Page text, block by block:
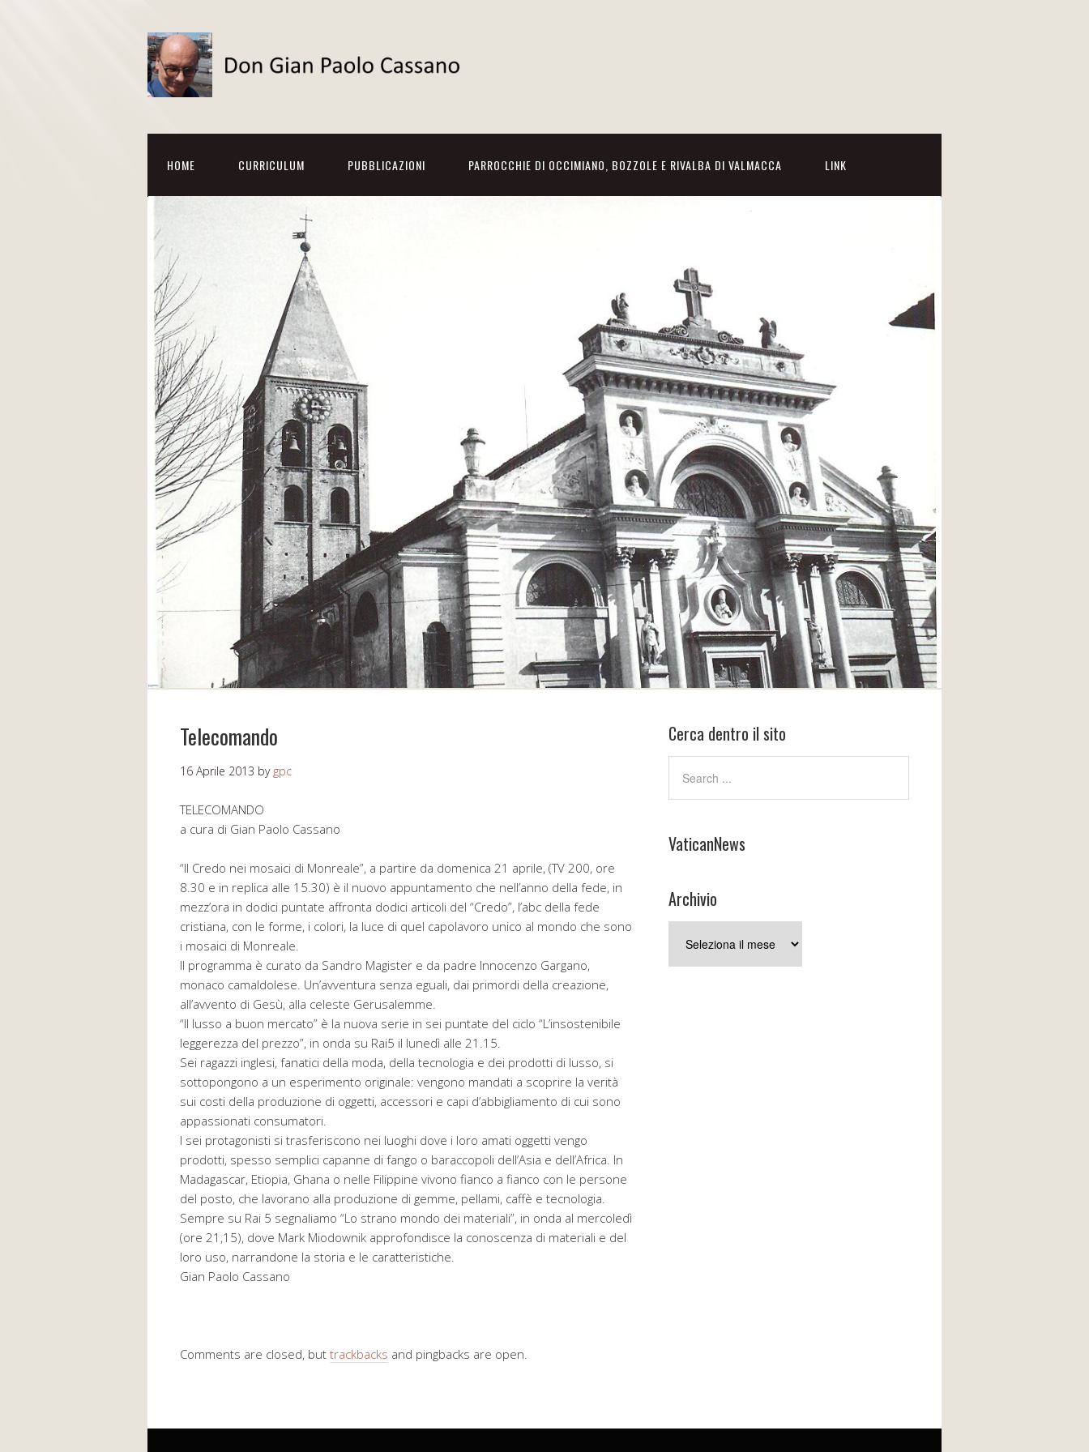
HOME CURRICULUM PUBBLICAZIONI PARROCCHIE DI OCCIMIANO, BOZZOLE E RIVALBA DI VALMACCA LINK
Telecomando
16 Aprile 2013 by gpc
TELECOMANDO
a cura di Gian Paolo Cassano
“Il Credo nei mosaici di Monreale”, a partire da domenica 21 aprile, (TV 200, ore
8.30 e in replica alle 15.30) è il nuovo appuntamento che nell’anno della fede, in
mezz’ora in dodici puntate affronta dodici articoli del “Credo”, l’abc della fede
cristiana, con le forme, i colori, la luce di quel capolavoro unico al mondo che sono
i mosaici di Monreale.
Il programma è curato da Sandro Magister e da padre Innocenzo Gargano,
monaco camaldolese. Un’avventura senza eguali, dai primordi della creazione,
all’avvento di Gesù, alla celeste Gerusalemme.
“Il lusso a buon mercato” è la nuova serie in sei puntate del ciclo “L’insostenibile
leggerezza del prezzo”, in onda su Rai5 il lunedì alle 21.15.
Sei ragazzi inglesi, fanatici della moda, della tecnologia e dei prodotti di lusso, si
sottopongono a un esperimento originale: vengono mandati a scoprire la verità
sui costi della produzione di oggetti, accessori e capi d’abbigliamento di cui sono
appassionati consumatori.
I sei protagonisti si trasferiscono nei luoghi dove i loro amati oggetti vengo
prodotti, spesso semplici capanne di fango o baraccopoli dell’Asia e dell’Africa. In
Madagascar, Etiopia, Ghana o nelle Filippine vivono fianco a fianco con le persone
del posto, che lavorano alla produzione di gemme, pellami, caffè e tecnologia.
Sempre su Rai 5 segnaliamo “Lo strano mondo dei materiali”, in onda al mercoledì
(ore 21,15), dove Mark Miodownik approfondisce la conoscenza di materiali e del
loro uso, narrandone la storia e le caratteristiche.
Gian Paolo Cassano
Comments are closed, but trackbacks and pingbacks are open.
Cerca dentro il sito
VaticanNews
Archivio